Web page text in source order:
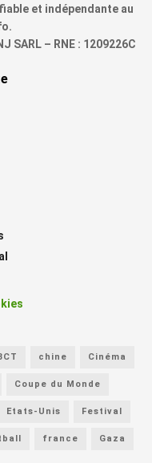
et indépendante au
SARL – RNE : 1209226C
chine Cinéma
Coupe du Monde
Etats-Unis Festival
france Gaza